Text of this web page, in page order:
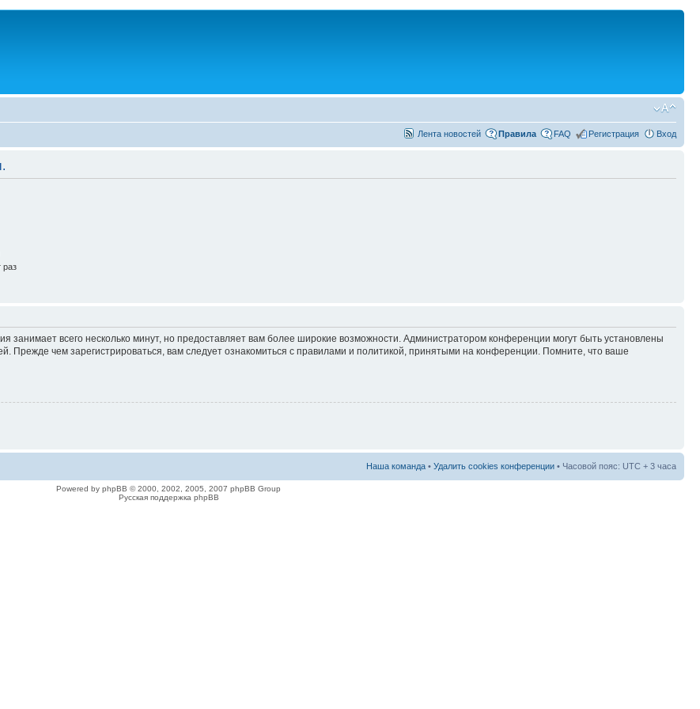
Лента новостей Правила FAQ Регистрация Вход
раз
всего несколько минут, но предоставляет вам более широкие возможности. Администратором конференции могут быть установлены
Прежде чем зарегистрироваться, вам следует ознакомиться с правилами и политикой, принятыми на конференции. Помните, что ваше
Наша команда • Удалить cookies конференции • Часовой пояс: UTC + 3 часа
Powered by phpBB © 2000, 2002, 2005, 2007 phpBB Group
Русская поддержка phpBB